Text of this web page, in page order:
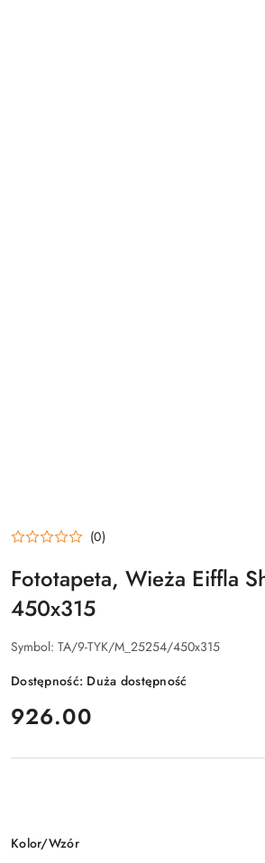
(0)
Fototapeta, Wieża Eiffla
450x315
Symbol: TA/9-TYK/M_25254/450x315
Dostępność: Duża dostępność
cena:
926.00
Wariant
Kolor/Wzór